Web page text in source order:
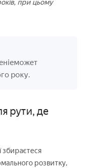
при цьому
року.
рути, де
збираєтеся
розвитку,